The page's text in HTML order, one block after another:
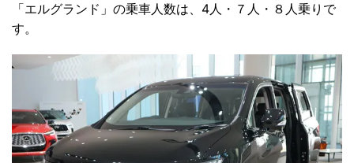
「エルグランド」の乗車人数は、4人・７人・８人乗りで
す。